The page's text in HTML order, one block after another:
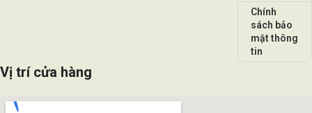
Chính
sách bảo
mật thông
tin
Vị trí cửa hàng